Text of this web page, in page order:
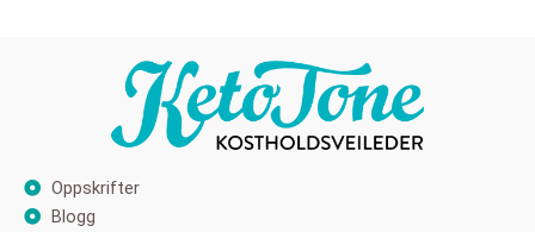
Oppskrifter
Blogg